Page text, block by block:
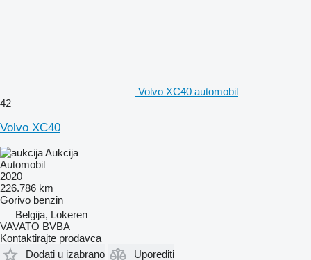
Volvo XC40 automobil
42
Volvo XC40
Aukcija
Automobil
2020
226.786 km
Gorivo benzin
Belgija, Lokeren
VAVATO BVBA
Kontaktirajte prodavca
Dodati u izabrano
Uporediti